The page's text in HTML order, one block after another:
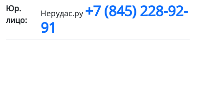
Юр.
лицо:
Нерудас.ру +7 (845) 228-92-
91